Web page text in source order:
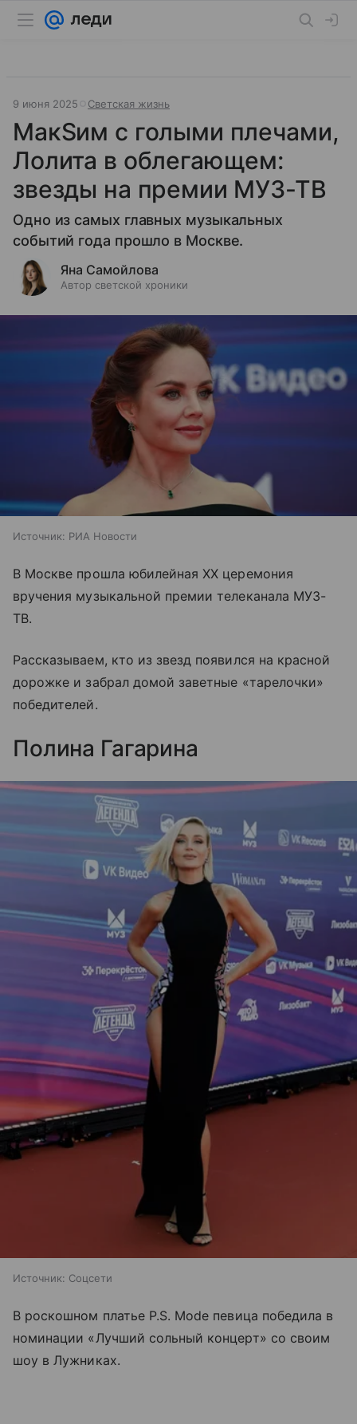
9 июня 2025 Светская жизнь
МакSим с голыми плечами,
Лолита в облегающем:
звезды на премии МУЗ-ТВ
Одно из самых главных музыкальных
событий года прошло в Москве.
Яна Самойлова
Автор светской хроники
Источник: РИА Новости
В Москве прошла юбилейная XX церемония
вручения музыкальной премии телеканала МУЗ-
ТВ.
Рассказываем, кто из звезд появился на красной
дорожке и забрал домой заветные «тарелочки»
победителей.
Полина Гагарина
Источник: Соцсети
В роскошном платье P.S. Mode певица победила в
номинации «Лучший сольный концерт» со своим
шоу в Лужниках.